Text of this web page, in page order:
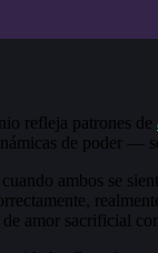
refleja patrones de
de poder —
ambos se
amor sacrificial